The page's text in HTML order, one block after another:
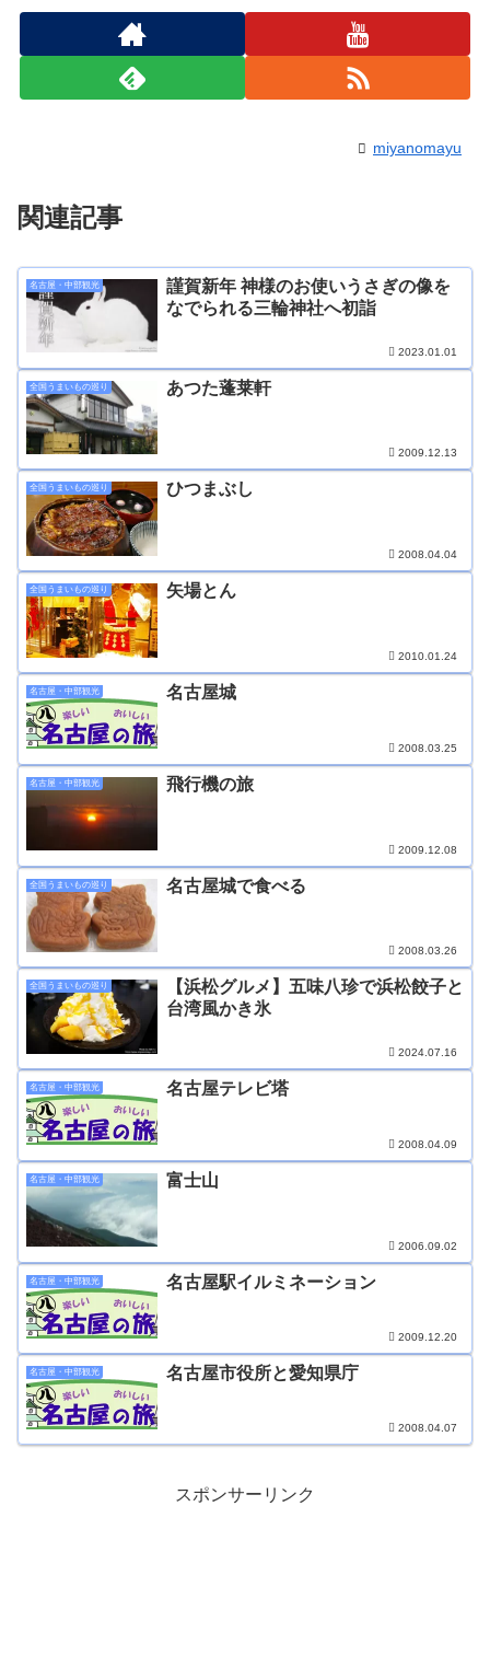
miyanomayu
関連記事
名古屋・中部観光
謹賀新年 神様のお使いうさぎの像を
なでられる三輪神社へ初詣
2023.01.01
全国うまいもの巡り あつた蓬莱軒
2009.12.13
全国うまいもの巡り ひつまぶし
2008.04.04
全国うまいもの巡り 矢場とん
2010.01.24
名古屋・中部観光 名古屋城
2008.03.25
名古屋・中部観光 飛行機の旅
2009.12.08
全国うまいもの巡り 名古屋城で食べる
2008.03.26
全国うまいもの巡り
【浜松グルメ】五味八珍で浜松餃子と
台湾風かき氷
2024.07.16
名古屋・中部観光 名古屋テレビ塔
2008.04.09
名古屋・中部観光 富士山
2006.09.02
名古屋・中部観光 名古屋駅イルミネーション
2009.12.20
名古屋・中部観光 名古屋市役所と愛知県庁
2008.04.07
スポンサーリンク